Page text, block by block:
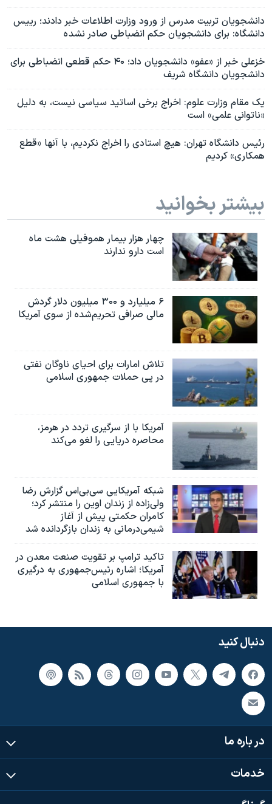
دانشجویان تربیت مدرس از ورود وزارت اطلاعات خبر دادند؛ رییس
دانشگاه: برای دانشجویان حکم انضباطی صادر نشد ه
خزعلی خبر از «عفو» دانشجویان داد؛ ۴۰ حکم قطعی انضباطی برای
دانشجویان دانشگاه شریف
یک مقام وزارت علوم: اخراج برخی اساتید سیاسی نیست، به دلیل
«ناتوانی علمی» است
رئیس دانشگاه تهران: هیچ استادی را اخراج نکردیم، با آنها «قطع
همکاری» کردیم
بیشتر بخوانید
چهار هزار بیمار هموفیلی هشت ماه
است دارو ندارند
۶ میلیارد و ۳۰۰ میلیون دلار گردش
مالی صرافی تحریم‌شده از سوی آمریکا
تلاش امارات برای احیای ناوگان نفتی
در پی حملات جمهوری اسلامی
آمریکا با از سرگیری تردد در هرمز،
محاصره دریایی را لغو می‌کند
شبکه آمریکایی سی‌بی‌‌اس گزارش رضا
ولی‌زاده از زندان اوین را منتشر کرد؛
کامران حکمتی پیش از آغاز
شیمی‌درمانی به زندان بازگردانده شد
تاکید ترامپ بر تقویت صنعت معدن در
آمریکا؛ اشاره رئیس‌جمهوری به درگیری
با جمهوری اسلامی
دنبال کنید
در باره ما
خدمات